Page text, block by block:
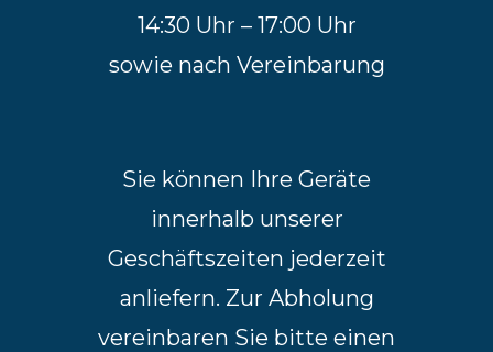
14:30 Uhr – 17:00 Uhr
sowie nach Vereinbarung
Sie können Ihre Geräte
innerhalb unserer
Geschäftszeiten jederzeit
anliefern. Zur Abholung
vereinbaren Sie bitte einen